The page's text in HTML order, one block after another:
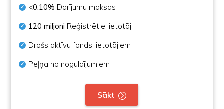
<0.10% Darījumu maksas
120 miljoni Reģistrētie lietotāji
Drošs aktīvu fonds lietotājiem
Peļņa no noguldījumiem
Sākt